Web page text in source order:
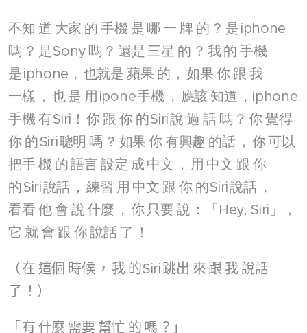
不知 道 大家 的 手機 是哪 一 牌 的 ？ 是iphone
嗎 ？ 是Sony 嗎 ？ 還是三星 的 ？ 我 的 手機
是iphone， 也就是 蘋果 的 ， 如果 你 跟 我
一樣 ， 也是 用 ipone手機 ， 應該 知道 ，iphone
手機 有Siri！ 你 跟 你 的Siri說 過 話 嗎 ？ 你覺得
你 的Siri聰明 嗎 ？ 如果 你有興趣 的話 ， 你可以
把手 機 的語言 設定 成 中文 ， 用 中文 跟 你
的Siri說話 ， 練習 用 中文 跟 你 的Siri說話 ，
看看 他會 說什麼 ， 你只要 說 ：「Hey, Siri」，
它 就會 跟 你說話 了 ！
（在 這個 時候 ， 我 的Siri跳出 來 跟 我 說話
了 ！）
「 有 什麼 需要 幫忙 的 嗎 ？」